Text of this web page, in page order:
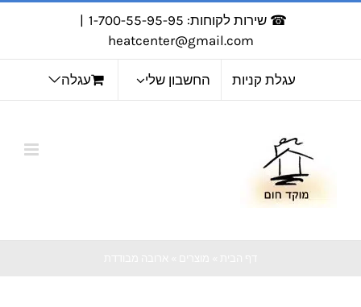
☎ שירות לקוחות: 1-700-55-95-95
|
heatcenter@gmail.com
עגלת קניות החשבון שלי עגלה